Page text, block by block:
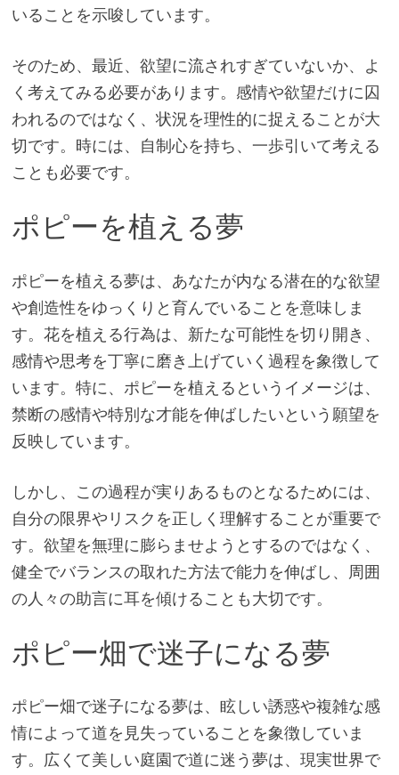
いることを示唆しています。
そのため、最近、欲望に流されすぎていないか、よ
く考えてみる必要があります。感情や欲望だけに囚
われるのではなく、状況を理性的に捉えることが大
切です。時には、自制心を持ち、一歩引いて考える
ことも必要です。
ポピーを植える夢
ポピーを植える夢は、あなたが内なる潜在的な欲望
や創造性をゆっくりと育んでいることを意味しま
す。花を植える行為は、新たな可能性を切り開き、
感情や思考を丁寧に磨き上げていく過程を象徴して
います。特に、ポピーを植えるというイメージは、
禁断の感情や特別な才能を伸ばしたいという願望を
反映しています。
しかし、この過程が実りあるものとなるためには、
自分の限界やリスクを正しく理解することが重要で
す。欲望を無理に膨らませようとするのではなく、
健全でバランスの取れた方法で能力を伸ばし、周囲
の人々の助言に耳を傾けることも大切です。
ポピー畑で迷子になる夢
ポピー畑で迷子になる夢は、眩しい誘惑や複雑な感
情によって道を見失っていることを象徴していま
す。広くて美しい庭園で道に迷う夢は、現実世界で